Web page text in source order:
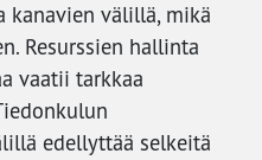
kanavien välillä, mikä
Resurssien hallinta
vaatii tarkkaa
edellyttää selkeitä